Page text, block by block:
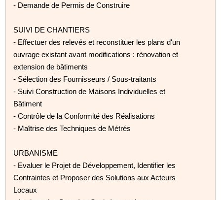
- Demande de Permis de Construire
SUIVI DE CHANTIERS
- Effectuer des relevés et reconstituer les plans d'un
ouvrage existant avant modifications : rénovation et
extension de bâtiments
- Sélection des Fournisseurs / Sous-traitants
- Suivi Construction de Maisons Individuelles et
Bâtiment
- Contrôle de la Conformité des Réalisations
- Maîtrise des Techniques de Métrés
URBANISME
- Evaluer le Projet de Développement, Identifier les
Contraintes et Proposer des Solutions aux Acteurs
Locaux